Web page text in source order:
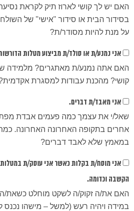
האם יש לך קושי לארוז תיק לקראת
בסידור הבית או סידור "אישי" של
על מנת להיות מסודר/ת?
אני נמנע/ת או סולד/ת מביצוע מטלות
האם אתה נמנע/ת מאתגרים? מלמידה
קושי? מהכנת עבודות למסגרת
אני מאבד/ת דברים.
שאל/י את עצמך כמה פעמים אבדת
אחרים בתקופה האחרונה האחרונה.
במאמץ שלא לאבד דברים?
אני מוסח/ת בקלות כאשר אני עוסק/ת במטלות
הקשבה וכדומה.
האם את/ה זקוק/ה לשקט מוחלט כשאת/ה
במידה ויהיה רעש (למשל – מישהו נכנס